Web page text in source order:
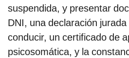
suspendida, y presentar
DNI, una declaración
conducir, un certificado de
psicosomática, y la